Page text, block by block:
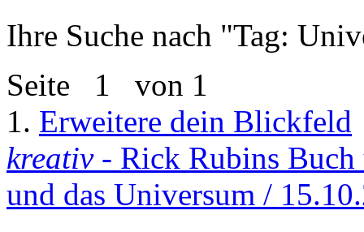
Ihre Suche nach "Tag:
Seite 1 von 1
1. Erweitere dein Blickfeld
kreativ- Rick Rubins Buch
und das Universum /